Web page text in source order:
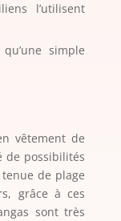
l’utilisent
simple
vêtement de
de possibilités
de plage
grâce à ces
sont très